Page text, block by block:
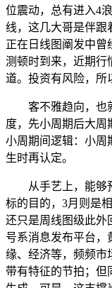
位震动，总有进入4
线，这几大哥是伴跟
正在日线图阐发中曾
测顿时到来，近期行
道。投资有风险，所
客不雅趋向，也就
度，先小周期后大周
小周期间逻辑：小周
生时再认定。
从手艺上，能够预
标的目的，3月则是
还只是周线图级此外
号系消息发布平台，
缘、经济等，频频市
带有特征的节拍；但